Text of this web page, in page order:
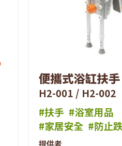
便攜式浴缸扶
H2-001 / H2-002
#扶手 #浴室用品
#家居安全 #防止
提供者